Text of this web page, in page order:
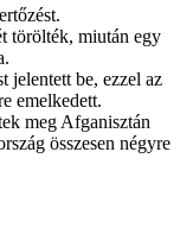
törölték, miután egy
jelentett be, ezzel az
emelkedett.
meg Afganisztán
összesen négyre